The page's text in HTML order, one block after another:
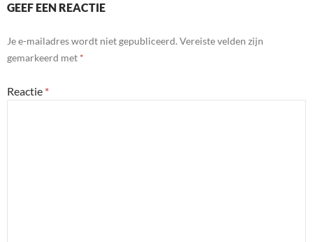
GEEF EEN REACTIE
Je e-mailadres wordt niet gepubliceerd. Vereiste velden zijn
gemarkeerd met *
Reactie *